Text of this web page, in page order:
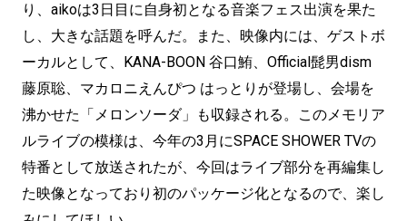
り、aikoは3日目に自身初となる音楽フェス出演を果た
し、大きな話題を呼んだ。また、映像内には、ゲストボ
ーカルとして、KANA-BOON 谷口鮪、Official髭男dism
藤原聡、マカロニえんぴつ はっとりが登場し、会場を
沸かせた「メロンソーダ」も収録される。このメモリア
ルライブの模様は、今年の3月にSPACE SHOWER TVの
特番として放送されたが、今回はライブ部分を再編集し
た映像となっており初のパッケージ化となるので、楽し